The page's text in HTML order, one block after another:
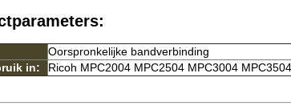
Oorspronkelijke bandverbinding
in:
Ricoh MPC2004 MPC2504 MPC3004